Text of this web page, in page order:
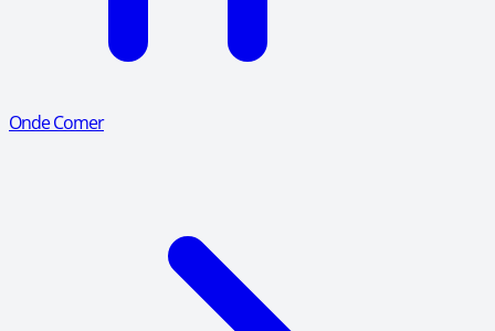
Onde Comer